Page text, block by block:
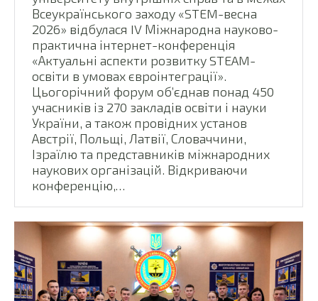
Всеукраїнського заходу «STEM-весна
2026» відбулася IV Міжнародна науково-
практична інтернет-конференція
«Актуальні аспекти розвитку STEAM-
освіти в умовах євроінтеграції».
Цьогорічний форум об’єднав понад 450
учасників із 270 закладів освіти і науки
України, а також провідних установ
Австрії, Польщі, Латвії, Словаччини,
Ізраїлю та представників міжнародних
наукових організацій. Відкриваючи
конференцію,…